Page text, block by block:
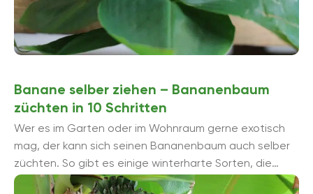
Banane selber ziehen – Bananenbaum
züchten in 10 Schritten
Wer es im Garten oder im Wohnraum gerne exotisch
mag, der kann sich seinen Bananenbaum auch selber
züchten. So gibt es einige winterharte Sorten, die
auch im Garten kultiviert ...